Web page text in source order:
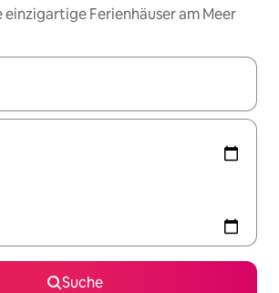
einzigartige Ferienhäuser am Meer
verfügbar sind, navigiere mit den
Suche